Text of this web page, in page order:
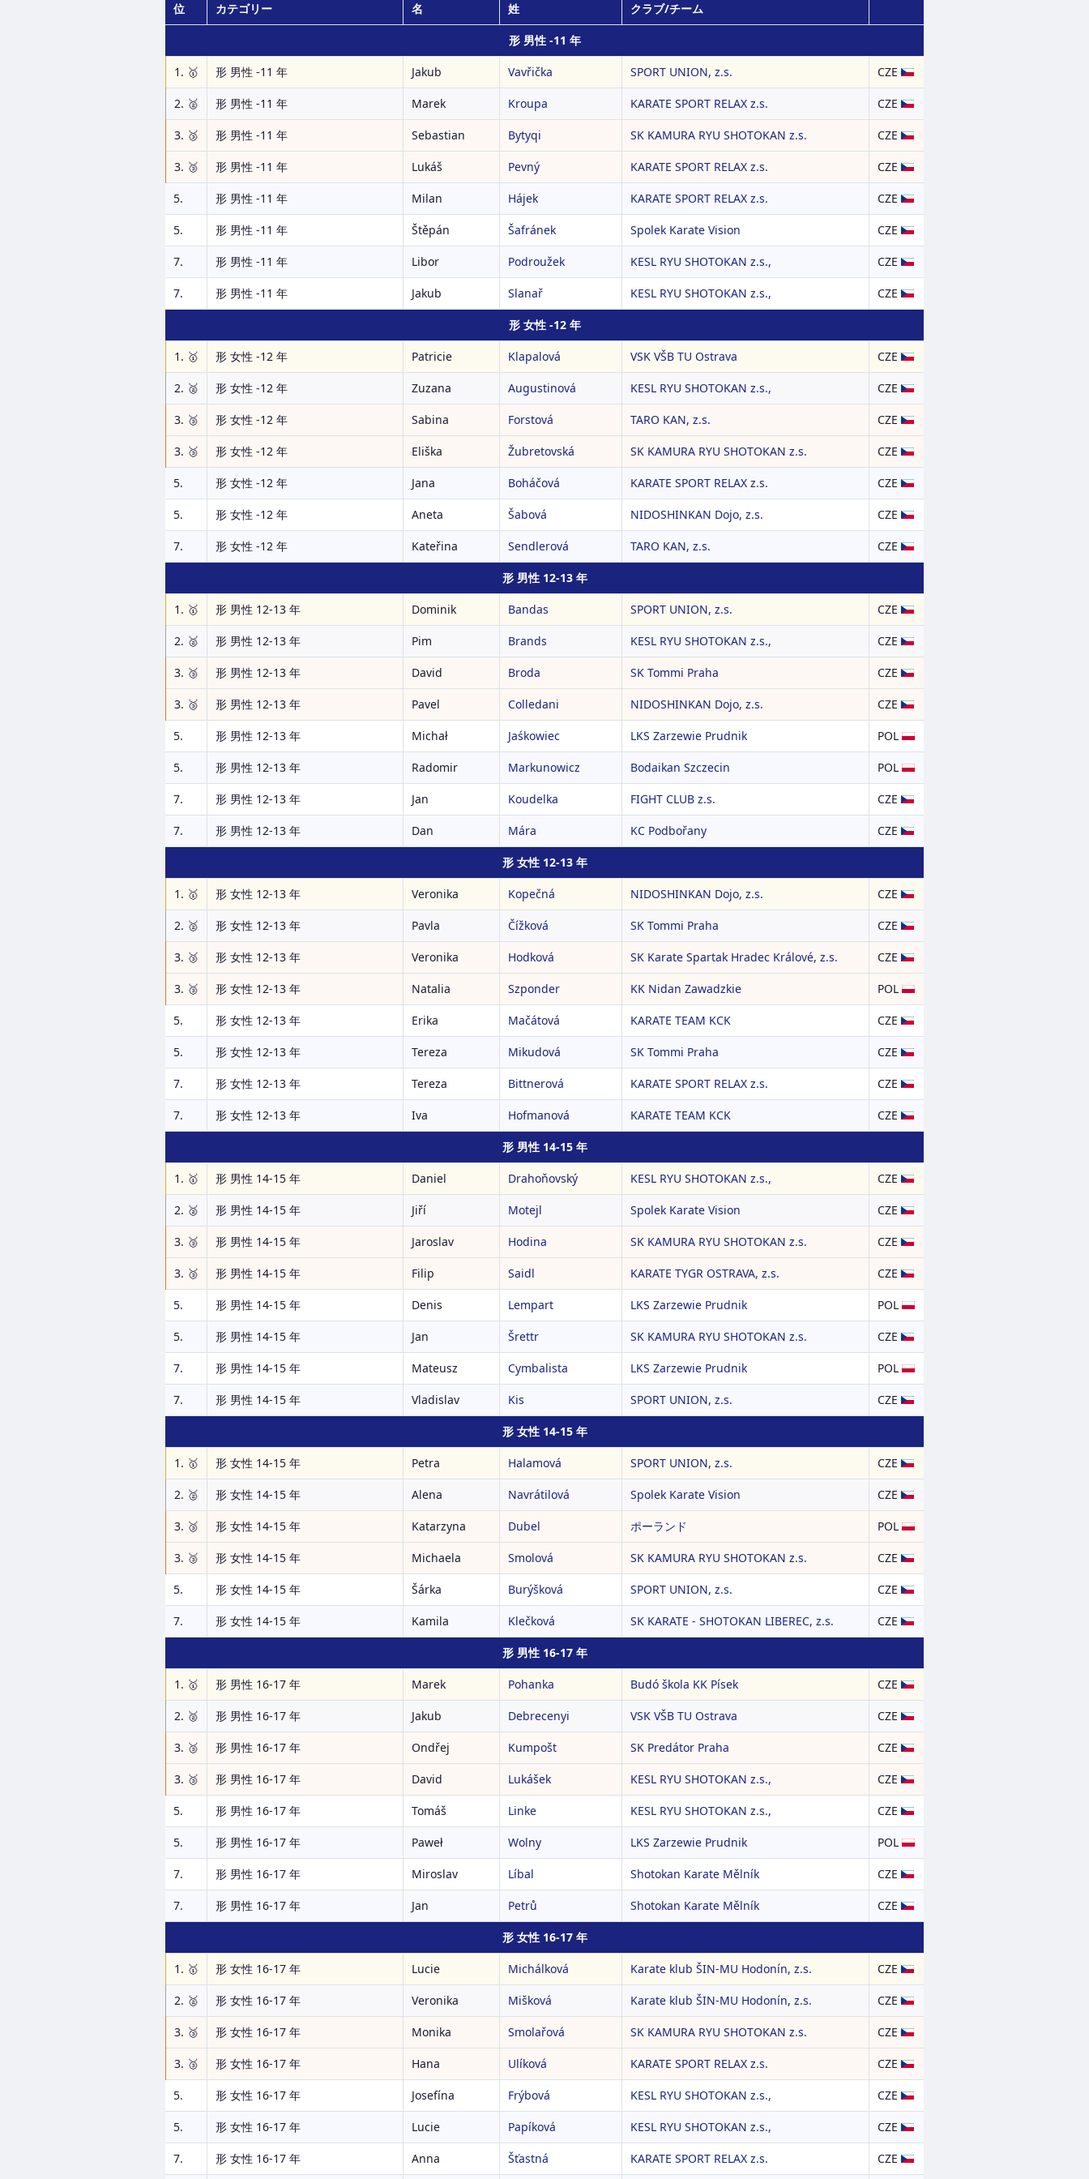
位 カテゴリー 名 姓 クラブ/チーム
形 男性 -11 年
1. 🥇 形 男性 -11 年 Jakub Vavřička SPORT UNION, z.s. CZE
2. 🥈 形 男性 -11 年 Marek Kroupa KARATE SPORT RELAX z.s. CZE
3. 🥉 形 男性 -11 年 Sebastian Bytyqi SK KAMURA RYU SHOTOKAN z.s. CZE
3. 🥉 形 男性 -11 年 Lukáš Pevný KARATE SPORT RELAX z.s. CZE
5. 形 男性 -11 年 Milan Hájek KARATE SPORT RELAX z.s. CZE
5. 形 男性 -11 年 Štěpán Šafránek Spolek Karate Vision CZE
7. 形 男性 -11 年 Libor Podroužek KESL RYU SHOTOKAN z.s., CZE
7. 形 男性 -11 年 Jakub Slanař KESL RYU SHOTOKAN z.s., CZE
形 女性 -12 年
1. 🥇 形 女性 -12 年 Patricie Klapalová VSK VŠB TU Ostrava CZE
2. 🥈 形 女性 -12 年 Zuzana Augustinová KESL RYU SHOTOKAN z.s., CZE
3. 🥉 形 女性 -12 年 Sabina Forstová TARO KAN, z.s. CZE
3. 🥉 形 女性 -12 年 Eliška Žubretovská SK KAMURA RYU SHOTOKAN z.s. CZE
5. 形 女性 -12 年 Jana Boháčová KARATE SPORT RELAX z.s. CZE
5. 形 女性 -12 年 Aneta Šabová NIDOSHINKAN Dojo, z.s. CZE
7. 形 女性 -12 年 Kateřina Sendlerová TARO KAN, z.s. CZE
形 男性 12-13 年
1. 🥇 形 男性 12-13 年 Dominik Bandas SPORT UNION, z.s. CZE
2. 🥈 形 男性 12-13 年 Pim Brands KESL RYU SHOTOKAN z.s., CZE
3. 🥉 形 男性 12-13 年 David Broda SK Tommi Praha CZE
3. 🥉 形 男性 12-13 年 Pavel Colledani NIDOSHINKAN Dojo, z.s. CZE
5. 形 男性 12-13 年 Michał Jaśkowiec LKS Zarzewie Prudnik POL
5. 形 男性 12-13 年 Radomir Markunowicz Bodaikan Szczecin POL
7. 形 男性 12-13 年 Jan Koudelka FIGHT CLUB z.s. CZE
7. 形 男性 12-13 年 Dan Mára KC Podbořany CZE
形 女性 12-13 年
1. 🥇 形 女性 12-13 年 Veronika Kopečná NIDOSHINKAN Dojo, z.s. CZE
2. 🥈 形 女性 12-13 年 Pavla Čížková SK Tommi Praha CZE
3. 🥉 形 女性 12-13 年 Veronika Hodková SK Karate Spartak Hradec Králové, z.s. CZE
3. 🥉 形 女性 12-13 年 Natalia Szponder KK Nidan Zawadzkie POL
5. 形 女性 12-13 年 Erika Mačátová KARATE TEAM KCK CZE
5. 形 女性 12-13 年 Tereza Mikudová SK Tommi Praha CZE
7. 形 女性 12-13 年 Tereza Bittnerová KARATE SPORT RELAX z.s. CZE
7. 形 女性 12-13 年 Iva Hofmanová KARATE TEAM KCK CZE
形 男性 14-15 年
1. 🥇 形 男性 14-15 年 Daniel Drahoňovský KESL RYU SHOTOKAN z.s., CZE
2. 🥈 形 男性 14-15 年 Jiří Motejl Spolek Karate Vision CZE
3. 🥉 形 男性 14-15 年 Jaroslav Hodina SK KAMURA RYU SHOTOKAN z.s. CZE
3. 🥉 形 男性 14-15 年 Filip Saidl KARATE TYGR OSTRAVA, z.s. CZE
5. 形 男性 14-15 年 Denis Lempart LKS Zarzewie Prudnik POL
5. 形 男性 14-15 年 Jan Šrettr SK KAMURA RYU SHOTOKAN z.s. CZE
7. 形 男性 14-15 年 Mateusz Cymbalista LKS Zarzewie Prudnik POL
7. 形 男性 14-15 年 Vladislav Kis SPORT UNION, z.s. CZE
形 女性 14-15 年
1. 🥇 形 女性 14-15 年 Petra Halamová SPORT UNION, z.s. CZE
2. 🥈 形 女性 14-15 年 Alena Navrátilová Spolek Karate Vision CZE
3. 🥉 形 女性 14-15 年 Katarzyna Dubel ポーランド POL
3. 🥉 形 女性 14-15 年 Michaela Smolová SK KAMURA RYU SHOTOKAN z.s. CZE
5. 形 女性 14-15 年 Šárka Burýšková SPORT UNION, z.s. CZE
7. 形 女性 14-15 年 Kamila Klečková SK KARATE - SHOTOKAN LIBEREC, z.s. CZE
形 男性 16-17 年
1. 🥇 形 男性 16-17 年 Marek Pohanka Budó škola KK Písek CZE
2. 🥈 形 男性 16-17 年 Jakub Debrecenyi VSK VŠB TU Ostrava CZE
3. 🥉 形 男性 16-17 年 Ondřej Kumpošt SK Predátor Praha CZE
3. 🥉 形 男性 16-17 年 David Lukášek KESL RYU SHOTOKAN z.s., CZE
5. 形 男性 16-17 年 Tomáš Linke KESL RYU SHOTOKAN z.s., CZE
5. 形 男性 16-17 年 Paweł Wolny LKS Zarzewie Prudnik POL
7. 形 男性 16-17 年 Miroslav Líbal Shotokan Karate Mělník CZE
7. 形 男性 16-17 年 Jan Petrů Shotokan Karate Mělník CZE
形 女性 16-17 年
1. 🥇 形 女性 16-17 年 Lucie Michálková Karate klub ŠIN-MU Hodonín, z.s. CZE
2. 🥈 形 女性 16-17 年 Veronika Mišková Karate klub ŠIN-MU Hodonín, z.s. CZE
3. 🥉 形 女性 16-17 年 Monika Smolařová SK KAMURA RYU SHOTOKAN z.s. CZE
3. 🥉 形 女性 16-17 年 Hana Ulíková KARATE SPORT RELAX z.s. CZE
5. 形 女性 16-17 年 Josefína Frýbová KESL RYU SHOTOKAN z.s., CZE
5. 形 女性 16-17 年 Lucie Papíková KESL RYU SHOTOKAN z.s., CZE
7. 形 女性 16-17 年 Anna Šťastná KARATE SPORT RELAX z.s. CZE